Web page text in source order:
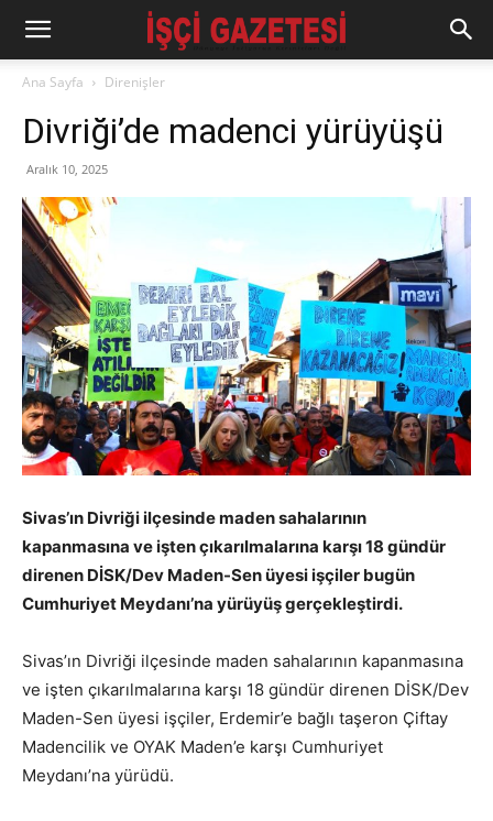
Ana Sayfa Direnişler
Divriği’de madenci yürüyüşü
Aralık 10, 2025
Sivas’ın Divriği ilçesinde maden sahalarının
kapanmasına ve işten çıkarılmalarına karşı 18 gündür
direnen DİSK/Dev Maden-Sen üyesi işçiler bugün
Cumhuriyet Meydanı’na yürüyüş gerçekleştirdi.
Sivas’ın Divriği ilçesinde maden sahalarının kapanmasına
ve işten çıkarılmalarına karşı 18 gündür direnen DİSK/Dev
Maden-Sen üyesi işçiler, Erdemir’e bağlı taşeron Çiftay
Madencilik ve OYAK Maden’e karşı Cumhuriyet
Meydanı’na yürüdü.